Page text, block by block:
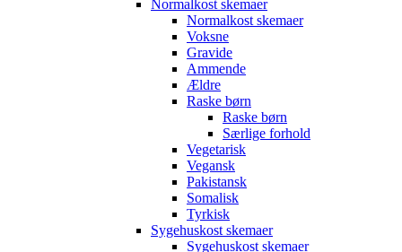
Normalkost skemaer
Normalkost skemaer
Voksne
Gravide
Ammende
Ældre
Raske børn
Raske børn
Særlige forhold
Vegetarisk
Vegansk
Pakistansk
Somalisk
Tyrkisk
Sygehuskost skemaer
Sygehuskost skemaer